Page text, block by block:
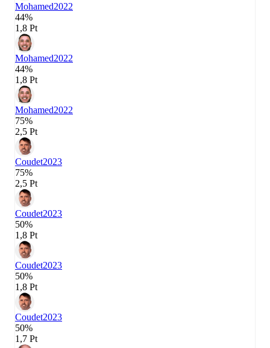
Mohamed2022
44%
1,8 Pt
Mohamed2022
44%
1,8 Pt
Mohamed2022
75%
2,5 Pt
Coudet2023
75%
2,5 Pt
Coudet2023
50%
1,8 Pt
Coudet2023
50%
1,8 Pt
Coudet2023
50%
1,7 Pt